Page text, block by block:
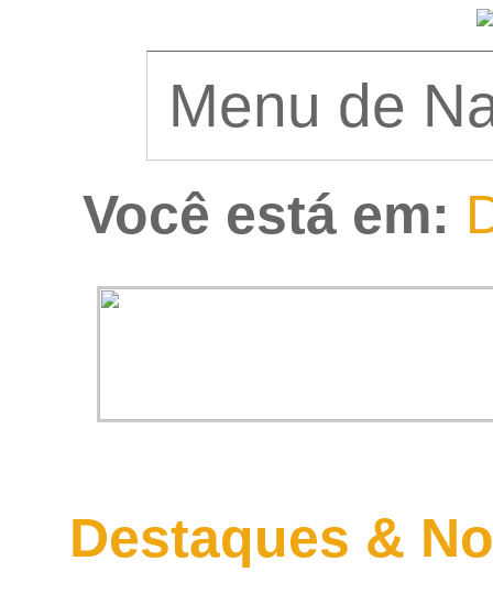
Você está em:
Destaques &